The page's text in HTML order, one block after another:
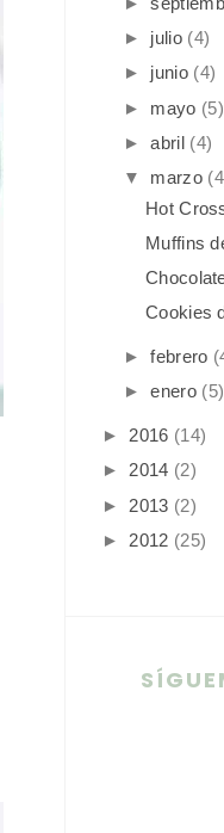
► julio (4)
► junio (4)
► mayo (5)
►abril (4)
▼
marzo
Hot
Muffins
Cookies
►febrero
►enero (5)
► 2016 (14)
► 2014 (2)
► 2013 (2)
► 2012 (25)